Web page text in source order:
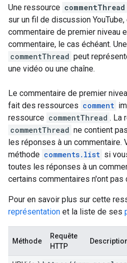
Une ressource commentThread
sur un fil de discussion
commentaire de premier niveau
commentaire, le cas échéant.
commentThread peut
une vidéo ou une chaîne.
Le commentaire de premier
fait des ressources comment
ressource commentThread . La
commentThread ne contient
les réponses à un commentaire.
méthode comments.list si
toutes les réponses à un
certains commentaires n'ont pas
Pour en savoir plus sur cette
représentation et la liste de ses
Méthode
Requête
HTTP